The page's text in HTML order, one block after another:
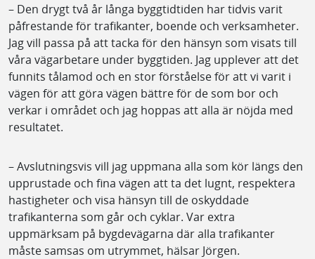
– Den drygt två år långa byggtidtiden har tidvis varit
påfrestande för trafikanter, boende och verksamheter.
Jag vill passa på att tacka för den hänsyn som visats till
våra vägarbetare under byggtiden. Jag upplever att det
funnits tålamod och en stor förståelse för att vi varit i
vägen för att göra vägen bättre för de som bor och
verkar i området och jag hoppas att alla är nöjda med
resultatet.
– Avslutningsvis vill jag uppmana alla som kör längs den
upprustade och fina vägen att ta det lugnt, respektera
hastigheter och visa hänsyn till de oskyddade
trafikanterna som går och cyklar. Var extra
uppmärksam på bygdevägarna där alla trafikanter
måste samsas om utrymmet, hälsar Jörgen.